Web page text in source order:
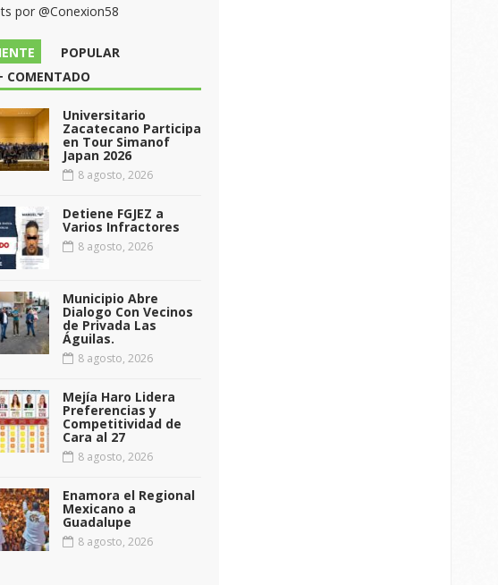
por @Conexion58
POPULAR
COMENTADO
Universitario
Zacatecano Participa
en Tour Simanof
Japan 2026
8 agosto, 2026
Detiene FGJEZ a
Varios Infractores
8 agosto, 2026
Municipio Abre
Dialogo Con Vecinos
de Privada Las
Águilas.
8 agosto, 2026
Mejía Haro Lidera
Preferencias y
Competitividad de
Cara al 27
8 agosto, 2026
Enamora el Regional
Mexicano a
Guadalupe
8 agosto, 2026